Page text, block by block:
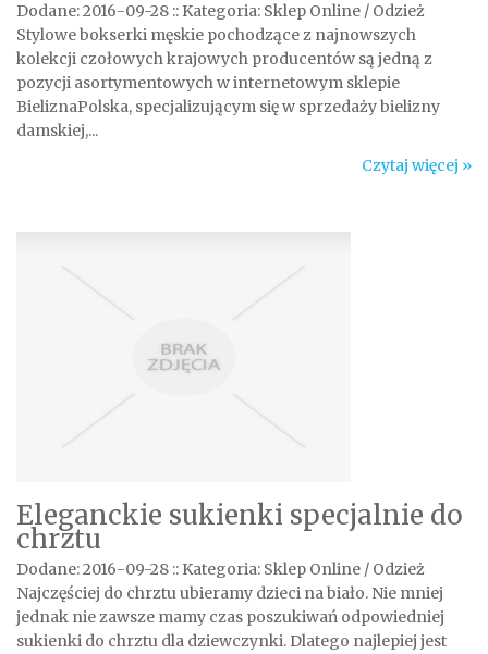
Dodane: 2016-09-28 :: Kategoria: Sklep Online / Odzież
Stylowe bokserki męskie pochodzące z najnowszych
kolekcji czołowych krajowych producentów są jedną z
pozycji asortymentowych w internetowym sklepie
BieliznaPolska, specjalizującym się w sprzedaży bielizny
damskiej,...
Czytaj więcej »
Eleganckie sukienki specjalnie do
chrztu
Dodane: 2016-09-28 :: Kategoria: Sklep Online / Odzież
Najczęściej do chrztu ubieramy dzieci na biało. Nie mniej
jednak nie zawsze mamy czas poszukiwań odpowiedniej
sukienki do chrztu dla dziewczynki. Dlatego najlepiej jest